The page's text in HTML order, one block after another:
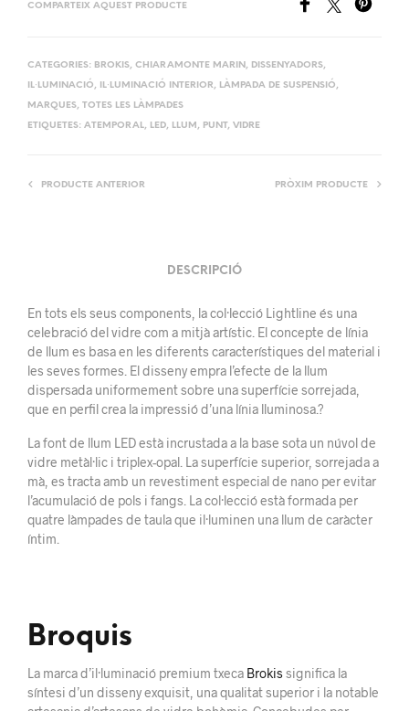
COMPARTEIX AQUEST PRODUCTE
CATEGORIES: BROKIS, CHIARAMONTE MARIN, DISSENYADORS,
IL·LUMINACIÓ, IL·LUMINACIÓ INTERIOR, LÀMPADA DE SUSPENSIÓ,
MARQUES, TOTES LES LÀMPADES
ETIQUETES: ATEMPORAL, LED, LLUM, PUNT, VIDRE
PRODUCTE ANTERIOR PRÒXIM PRODUCTE
DESCRIPCIÓ
En tots els seus components, la col·lecció Lightline és una
celebració del vidre com a mitjà artístic. El concepte de línia
de llum es basa en les diferents característiques del material i
les seves formes. El disseny empra l’efecte de la llum
dispersada uniformement sobre una superfície sorrejada,
que en perfil crea la impressió d’una línia lluminosa.?
La font de llum LED està incrustada a la base sota un núvol de
vidre metàl·lic i triplex-opal. La superfície superior, sorrejada a
mà, es tracta amb un revestiment especial de nano per evitar
l’acumulació de pols i fangs. La col·lecció està formada per
quatre làmpades de taula que il·luminen una llum de caràcter
íntim.
Broquis
La marca d’il·luminació premium txeca Brokissignifica la
síntesi d’un disseny exquisit, una qualitat superior i la notable